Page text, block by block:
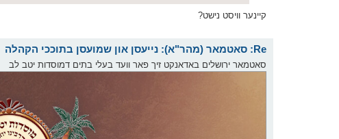
קיינער וויסט נישט?
Re: סאטמאר (מהר"א): נייעסן און שמועסן בתוככי הקהלה
סאטמאר ירושלים באדאנקט זיך פאר וועד בעלי בתים דמוסדות יטב לב